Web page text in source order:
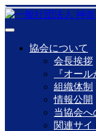
協会について
会長挨拶
『オー
組織体制
情報公開
当協会へ
関連サイ